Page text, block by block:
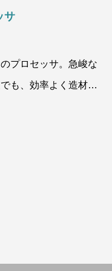
サ
プロセッサ。急峻な
も、効率よく造材し